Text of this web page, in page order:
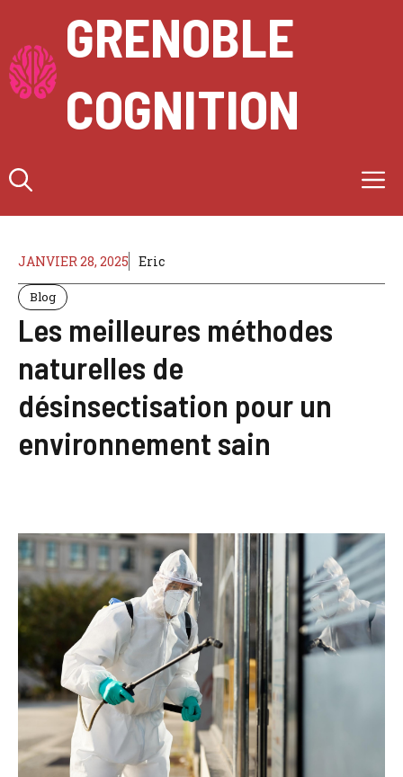
contenu
GRENOBLE
COGNITION
JANVIER 28, 2025 Eric
Blog
Les meilleures méthodes
naturelles de
désinsectisation pour un
environnement sain